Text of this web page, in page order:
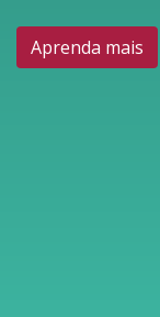
Aprenda mais